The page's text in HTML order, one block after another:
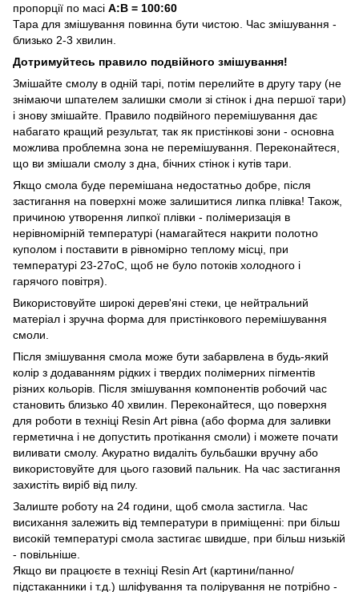
пропорції по масі A:B = 100:60
Тара для змішування повинна бути чистою. Час змішування -
близько 2-3 хвилин.
Дотримуйтесь правило подвійного змішування!
Змішайте смолу в одній тарі, потім перелийте в другу тару (не
знімаючи шпателем залишки смоли зі стінок і дна першої тари)
і знову змішайте. Правило подвійного перемішування дає
набагато кращий результат, так як пристінкові зони - основна
можлива проблемна зона не перемішування. Переконайтеся,
що ви змішали смолу з дна, бічних стінок і кутів тари.
Якщо смола буде перемішана недостатньо добре, після
застигання на поверхні може залишитися липка плівка! Також,
причиною утворення липкої плівки - полімеризація в
нерівномірній температурі (намагайтеся накрити полотно
куполом і поставити в рівномірно теплому місці, при
температурі 23-27оС, щоб не було потоків холодного і
гарячого повітря).
Використовуйте широкі дерев'яні стеки, це нейтральний
матеріал і зручна форма для пристінкового перемішування
смоли.
Після змішування смола може бути забарвлена в будь-який
колір з додаванням рідких і твердих полімерних пігментів
різних кольорів. Після змішування компонентів робочий час
становить близько 40 хвилин. Переконайтеся, що поверхня
для роботи в техніці Resin Art рівна (або форма для заливки
герметична і не допустить протікання смоли) і можете почати
виливати смолу. Акуратно видаліть бульбашки вручну або
використовуйте для цього газовий пальник. На час застигання
захистіть виріб від пилу.
Залиште роботу на 24 години, щоб смола застигла. Час
висихання залежить від температури в приміщенні: при більш
високій температурі смола застигає швидше, при більш низькій
- повільніше.
Якщо ви працюєте в техніці Resin Art (картини/панно/
підстаканники і т.д.) шліфування та полірування не потрібно -